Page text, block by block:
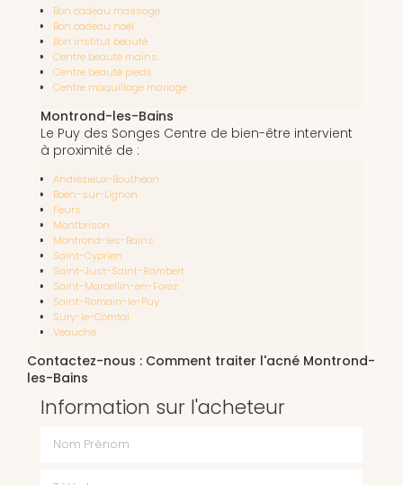
Bon cadeau massage
Bon cadeau noël
Bon institut beauté
Centre beauté mains
Centre beauté pieds
Centre maquillage mariage
Montrond-les-Bains
Le Puy des Songes Centre de bien-être intervient
à proximité de :
Andrézieux-Bouthéon
Boën-sur-Lignon
Feurs
Montbrison
Montrond-les-Bains
Saint-Cyprien
Saint-Just-Saint-Rambert
Saint-Marcellin-en-Forez
Saint-Romain-le-Puy
Sury-le-Comtal
Veauche
Contactez-nous : Comment traiter l'acné Montrond-
les-Bains
Information sur l'acheteur